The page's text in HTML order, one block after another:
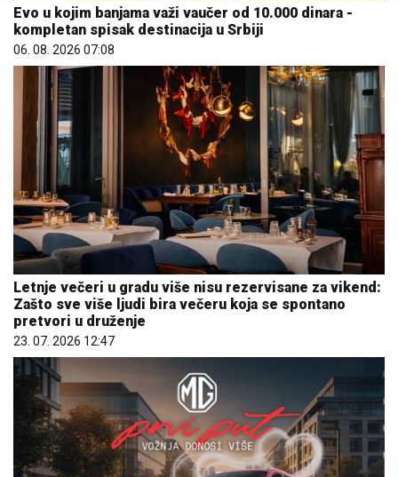
Evo u kojim banjama važi vaučer od 10.000 dinara -
kompletan spisak destinacija u Srbiji
06. 08. 2026 07:08
Letnje večeri u gradu više nisu rezervisane za vikend:
Zašto sve više ljudi bira večeru koja se spontano
pretvori u druženje
23. 07. 2026 12:47